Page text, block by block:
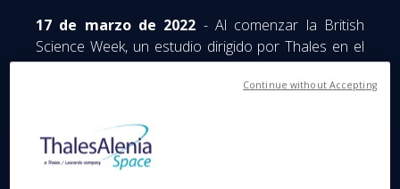
17 de marzo de 2022 - Al comenzar la British
Science Week, un estudio dirigido por Thales en el
Reino Unido revela que cerca de la mitad (el 41 %)
de los niños y adolescentes británicos piensan que
de viajar al espacio.
Con la participación de más de 2000 padres de
Continue without Accepting